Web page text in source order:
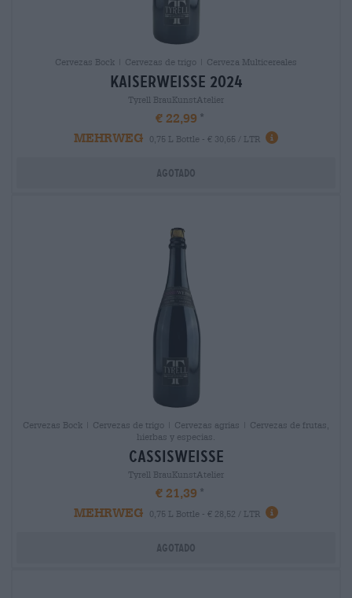
Cervezas Bock | Cervezas de trigo | Cerveza Multicereales
kaiserweisse 2024
Tyrell BrauKunstAtelier
€ 22,99
MEHRWEG
0,75 L Bottle - € 30,65 / LTR
Agotado
Cervezas Bock | Cervezas de trigo | Cervezas agrias | Cervezas de frutas,
hierbas y especias.
cassisweisse
Tyrell BrauKunstAtelier
€ 21,39
MEHRWEG
0,75 L Bottle - € 28,52 / LTR
Agotado